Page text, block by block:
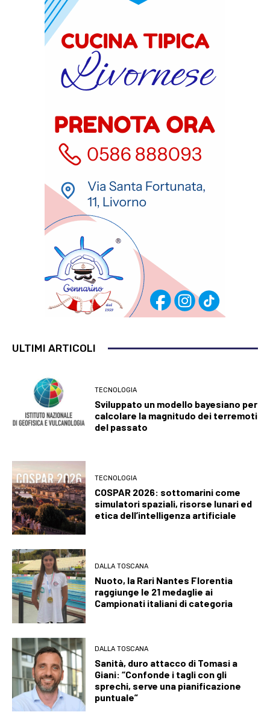
ULTIMI ARTICOLI
TECNOLOGIA
Sviluppato un modello bayesiano per
calcolare la magnitudo dei terremoti
del passato
TECNOLOGIA
COSPAR 2026: sottomarini come
simulatori spaziali, risorse lunari ed
etica dell’intelligenza artificiale
DALLA TOSCANA
Nuoto, la Rari Nantes Florentia
raggiunge le 21 medaglie ai
Campionati italiani di categoria
DALLA TOSCANA
Sanità, duro attacco di Tomasi a
Giani: “Confonde i tagli con gli
sprechi, serve una pianificazione
puntuale”